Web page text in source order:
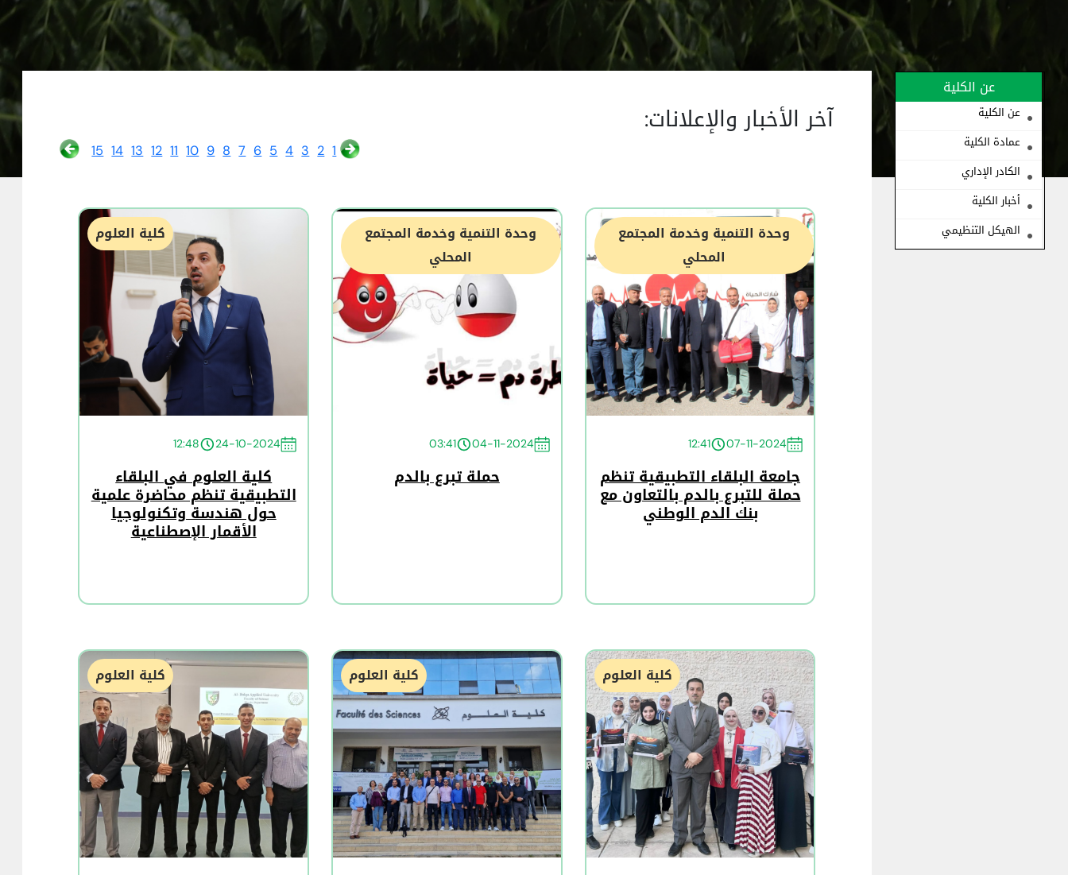
عن الكلية
عن الكلية
عمادة الكلية
الكادر الإداري
أخبار الكلية
الهيكل التنظيمي
آخر الأخبار والإعلانات:
1
2
3
4
5
6
7
8
9
10
11
12
13
14
15
وحدة التنمية وخدمة المجتمع
المحلي
07-11-2024
12:41
جامعة البلقاء التطبيقية تنظم
حملة للتبرع بالدم بالتعاون مع
بنك الدم الوطني
وحدة التنمية وخدمة المجتمع
المحلي
04-11-2024
03:41
حملة تبرع بالدم
كلية العلوم
24-10-2024
12:48
كلية العلوم في البلقاء
التطبيقية تنظم محاضرة علمية
حول هندسة وتكنولوجيا
الأقمار الإصطناعية
كلية العلوم كلية العلوم كلية العلوم